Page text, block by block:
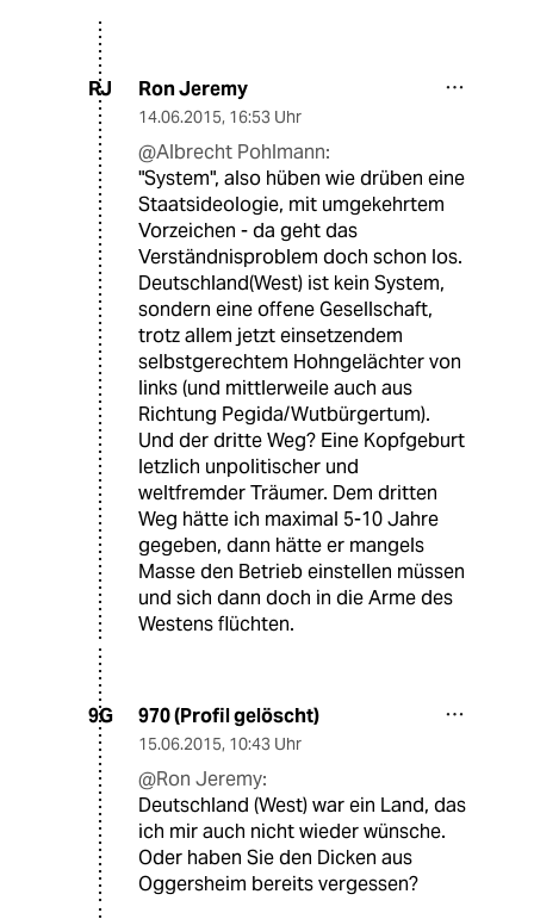
RJ Ron Jeremy
14.06.2015, 16:53 Uhr
@Albrecht Pohlmann:
"System", also hüben wie drüben eine
Staatsideologie, mit umgekehrtem
Vorzeichen - da geht das
Verständnisproblem doch schon los.
Deutschland(West) ist kein System,
sondern eine offene Gesellschaft,
trotz allem jetzt einsetzendem
selbstgerechtem Hohngelächter von
links (und mittlerweile auch aus
Richtung Pegida/Wutbürgertum).
Und der dritte Weg? Eine Kopfgeburt
letzlich unpolitischer und
weltfremder Träumer. Dem dritten
Weg hätte ich maximal 5-10 Jahre
gegeben, dann hätte er mangels
Masse den Betrieb einstellen müssen
und sich dann doch in die Arme des
Westens flüchten.
9G 970 (Profil gelöscht)
15.06.2015, 10:43 Uhr
@Ron Jeremy:
Deutschland (West) war ein Land, das
ich mir auch nicht wieder wünsche.
Oder haben Sie den Dicken aus
Oggersheim bereits vergessen?